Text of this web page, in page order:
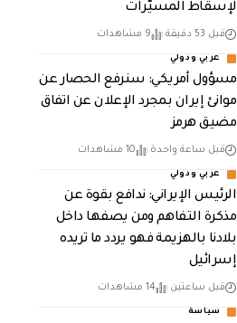
لإسقاط المسيّرات
قبل 53 دقيقة 9 مشاهدات
عربي ودولي
مسؤول أمريكي: سنرفع الحصار عن
موانئ إيران بمجرد الإعلان عن اتفاق
مضيق هرمز
قبل ساعة واحدة 10 مشاهدات
عربي ودولي
الرئيس الإيراني: ندافع بقوة عن
مذكرة التفاهم ومن يصفها داخل
بلادنا بالهزيمة فهو يردد ما تريده
إسرائيل
قبل ساعتين 14 مشاهدات
سياسة